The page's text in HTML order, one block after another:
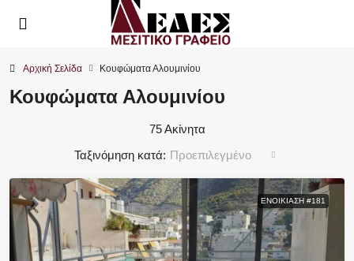
Αρχική Σελίδα Κουφώματα Αλουμινίου
Κουφώματα Αλουμινίου
75 Ακίνητα
Ταξινόμηση κατά: Προεπιλεγμένο
ΕΝΟΙΚΊΑΣΗ #181